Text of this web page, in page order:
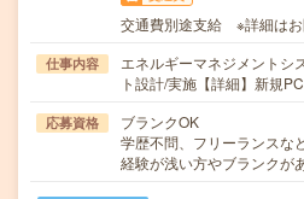
交通費別途支給 ※詳細はお
仕事内容
エネルギーマネジメントシ
ト設計/実施【詳細】新規
応募資格
ブランクOK
学歴不問、フリーランスな
経験が浅い方やブランク